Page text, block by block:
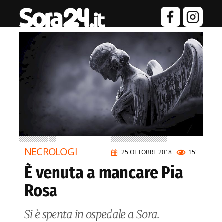
25 OTTOBRE 2018 15"
NECROLOGI
È venuta a mancare Pia
Rosa
Si è spenta in ospedale a Sora.